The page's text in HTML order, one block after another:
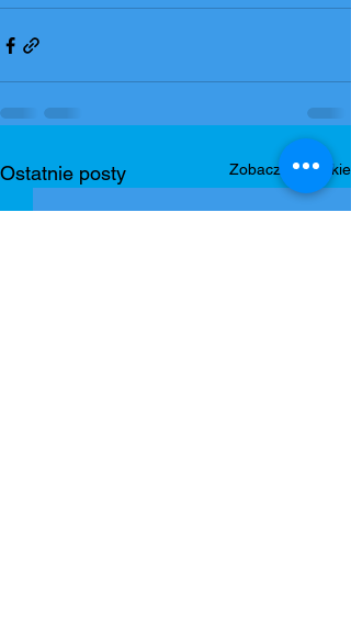
Ostatnie posty Zobacz wszystkie